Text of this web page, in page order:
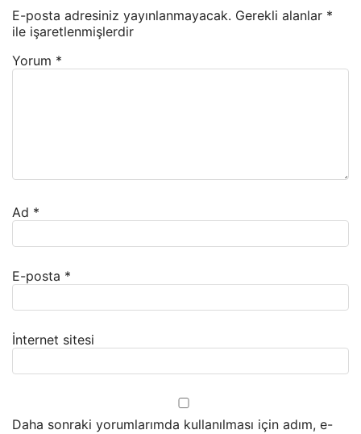
E-posta adresiniz yayınlanmayacak. Gerekli alanlar *
ile işaretlenmişlerdir
Yorum *
Ad *
E-posta *
İnternet sitesi
Daha sonraki yorumlarımda kullanılması için adım, e-